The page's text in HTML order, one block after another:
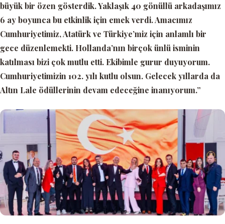
büyük bir özen gösterdik. Yaklaşık 40 gönüllü arkadaşımız
6 ay boyunca bu etkinlik için emek verdi. Amacımız
Cumhuriyetimiz, Atatürk ve Türkiye’miz için anlamlı bir
gece düzenlemekti. Hollanda’nın birçok ünlü isminin
katılması bizi çok mutlu etti. Ekibimle gurur duyuyorum.
Cumhuriyetimizin 102. yılı kutlu olsun. Gelecek yıllarda da
Altın Lale ödüllerinin devam edeceğine inanıyorum.”